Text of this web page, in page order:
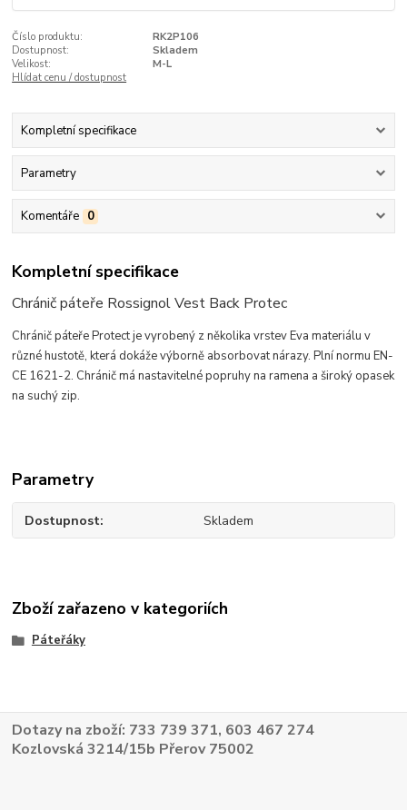
Číslo produktu:
RK2P106
Dostupnost:
Skladem
Velikost:
M-L
Hlídat cenu / dostupnost
Kompletní specifikace
Parametry
Komentáře 0
Kompletní specifikace
Chránič páteře Rossignol Vest Back Protec
Chránič páteře Protect je vyrobený z několika vrstev Eva materiálu v
různé hustotě, která dokáže výborně absorbovat nárazy. Plní normu EN-
CE 1621-2. Chránič má nastavitelné popruhy na ramena a široký opasek
na suchý zip.
Parametry
Dostupnost Skladem
Zboží zařazeno v kategoriích
Páteřáky
Dotazy na zboží: 733 739 371, 603 467 274
Kozlovská 3214/15b Přerov 75002